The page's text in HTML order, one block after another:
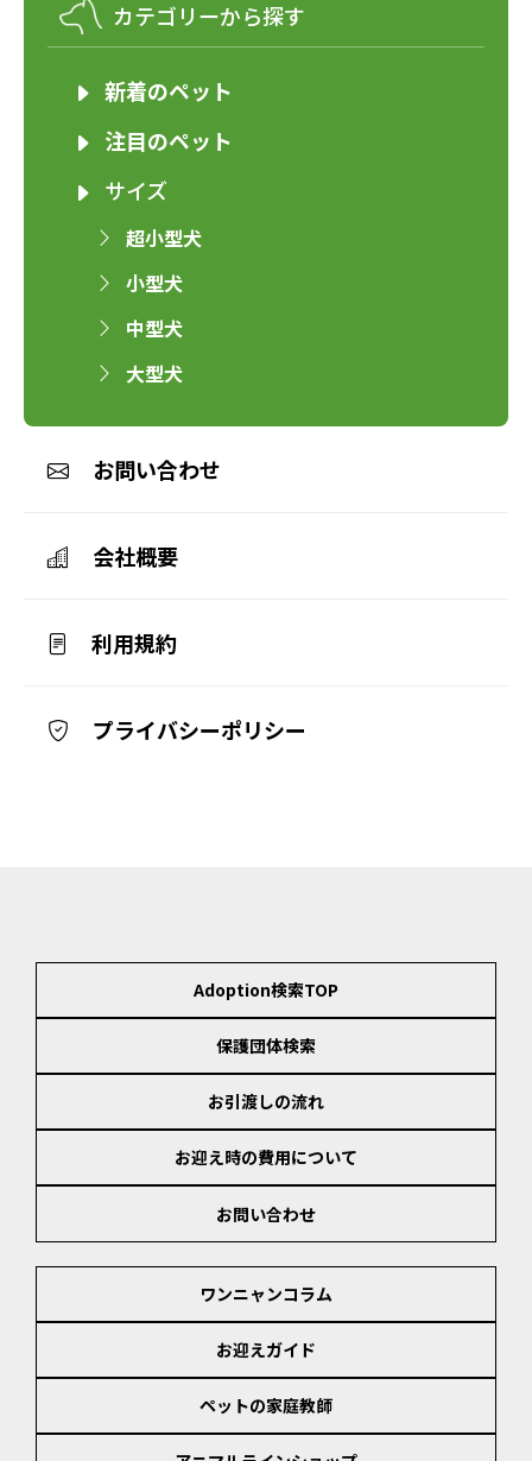
カテゴリーから探す
新着のペット
注目のペット
サイズ
超小型犬
小型犬
中型犬
大型犬
お問い合わせ
会社概要
利用規約
プライバシーポリシー
Adoption検索TOP
保護団体検索
お引渡しの流れ
お迎え時の費用について
お問い合わせ
ワンニャンコラム
お迎えガイド
ペットの家庭教師